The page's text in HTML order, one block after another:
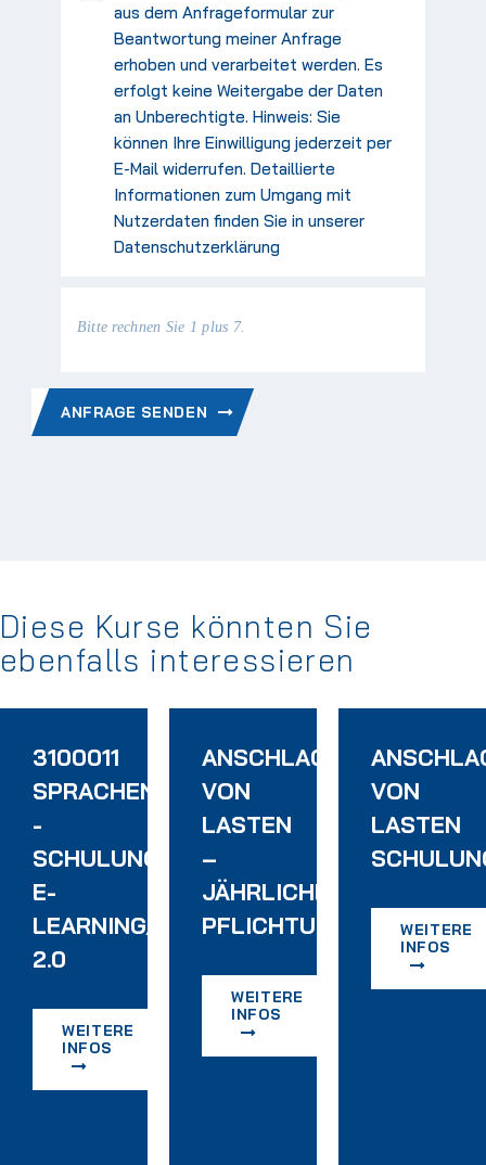
aus dem Anfrageformular zur
Beantwortung meiner Anfrage
erhoben und verarbeitet werden. Es
erfolgt keine Weitergabe der Daten
an Unberechtigte. Hinweis: Sie
können Ihre Einwilligung jederzeit per
E-Mail widerrufen. Detaillierte
Informationen zum Umgang mit
Nutzerdaten finden Sie in unserer
Datenschutzerklärung
Bitte rechnen Sie 1 plus 7.
ANFRAGE SENDEN
Diese Kurse könnten Sie
ebenfalls interessieren
3100011
SPRACHENMODUL
-
SCHULUNGEN
E-
LEARNING/INPUT
2.0
WEITERE
INFOS
ANSCHLAGEN
VON
LASTEN
–
JÄHRLICHE
PFLICHTUNTERWEISUNG
WEITERE
INFOS
VON
LASTEN
WEITERE
INFOS